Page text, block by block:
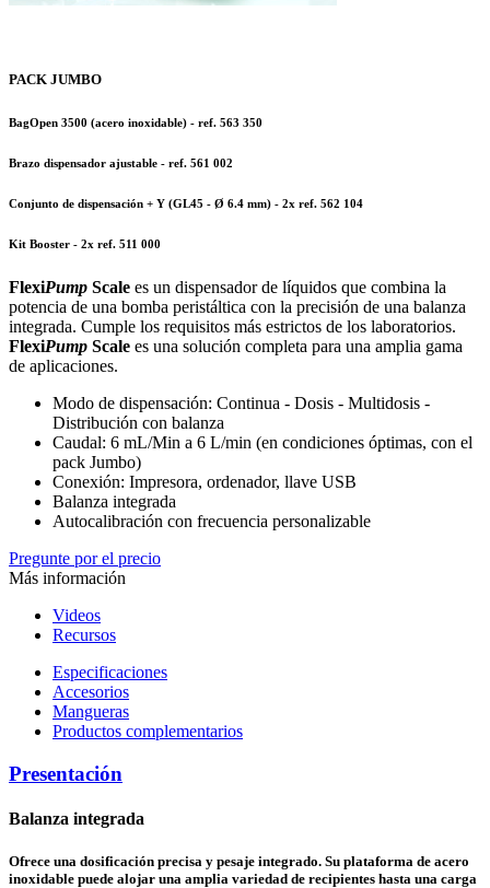
PACK JUMBO
BagOpen 3500 (acero inoxidable) - ref. 563 350
Brazo dispensador ajustable - ref. 561 002
Conjunto de dispensación + Y (GL45 - Ø 6.4 mm) - 2x ref. 562 104
Kit Booster - 2x ref. 511 000
FlexiPump Scale es un dispensador de líquidos que combina la
potencia de una bomba peristáltica con la precisión de una balanza
integrada. Cumple los requisitos más estrictos de los laboratorios.
FlexiPump Scale es una solución completa para una amplia gama
de aplicaciones.
Modo de dispensación: Continua - Dosis - Multidosis -
Distribución con balanza
Caudal: 6 mL/Min a 6 L/min (en condiciones óptimas, con el
pack Jumbo)
Conexión: Impresora, ordenador, llave USB
Balanza integrada
Autocalibración con frecuencia personalizable
Pregunte por el precio
Más información
Videos
Recursos
Especificaciones
Accesorios
Mangueras
Productos complementarios
Presentación
Balanza integrada
Ofrece una dosificación precisa y pesaje integrado. Su plataforma de acero
inoxidable puede alojar una amplia variedad de recipientes hasta una carga